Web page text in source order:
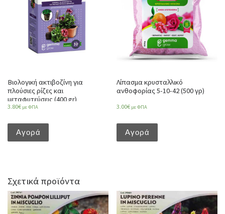
Βιολογική ακτιβοζίνη για
πλούσιες ρίζες και
μεταφυτεύσεις (400 gr)
3.80€ με ΦΠΑ
Αγορά
Λίπασμα κρυσταλλικό
ανθοφορίας 5-10-42 (500 γρ)
3.00€ με ΦΠΑ
Αγορά
Σχετικά προϊόντα